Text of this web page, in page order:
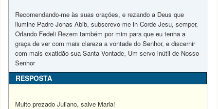
Recomendando-me às suas orações, e rezando a Deus que
ilumine Padre Jonas Abib, subscrevo-me in Corde Jesu, semper,
Orlando Fedeli Rezem também por mim para que eu tenha a
graça de ver com mais clareza a vontade do Senhor, e discernir
com mais exatidão sua Santa Vontade, Um servo inútil de Nosso
Senhor
RESPOSTA
Muito prezado Juliano, salve Maria!